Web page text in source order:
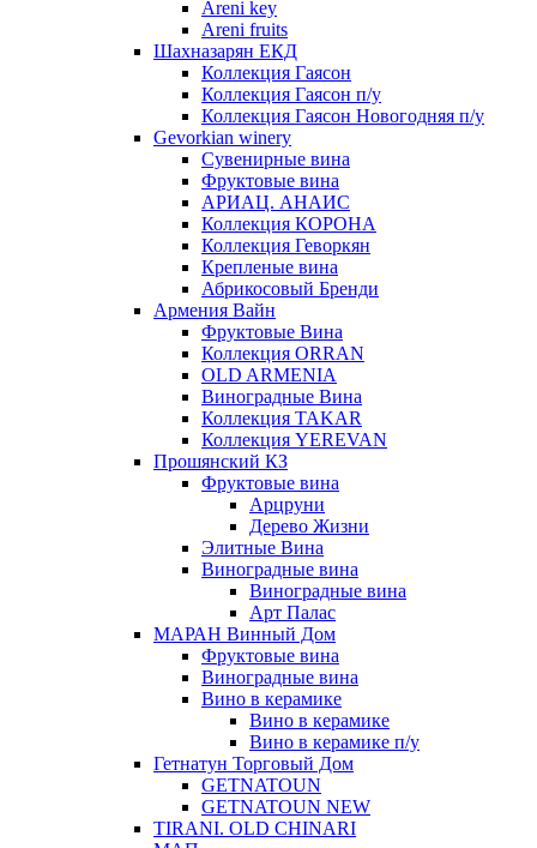
Areni key
Areni fruits
Шахназарян ЕКД
Коллекция Гаясон
Коллекция Гаясон п/у
Коллекция Гаясон Новогодняя п/у
Gevorkian winery
Сувенирные вина
Фруктовые вина
АРИАЦ. АНАИС
Коллекция КОРОНА
Коллекция Геворкян
Крепленые вина
Абрикосовый Бренди
Армения Вайн
Фруктовые Вина
Коллекция ORRAN
OLD ARMENIA
Виноградные Вина
Коллекция TAKAR
Коллекция YEREVAN
Прошянский КЗ
Фруктовые вина
Арцруни
Дерево Жизни
Элитные Вина
Виноградные вина
Виноградные вина
Арт Палас
МАРАН Винный Дом
Фруктовые вина
Виноградные вина
Вино в керамике
Вино в керамике
Вино в керамике п/у
Гетнатун Торговый Дом
GETNATOUN
GETNATOUN NEW
TIRANI. OLD CHINARI